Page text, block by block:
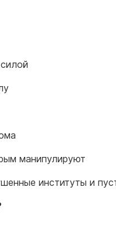
манипулируют
институты и